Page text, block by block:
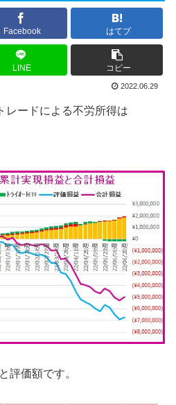
Facebook はてブ
LINE コピー
2022.06.29
レードによる不労所得は
評価額です。